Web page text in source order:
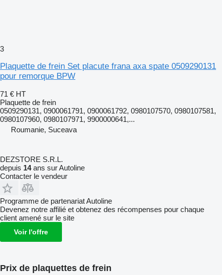
3
Plaquette de frein Set placute frana axa spate 0509290131
pour remorque BPW
71 € HT
Plaquette de frein
0509290131, 0900061791, 0900061792, 0980107570, 0980107581,
0980107960, 0980107971, 9900000641,...
Roumanie, Suceava
DEZSTORE S.R.L.
depuis 14ans sur Autoline
Contacter le vendeur
Programme de partenariat Autoline
Devenez notre affilié et obtenez des récompenses pour chaque
client amené sur le site
Voir l'offre
Prix de plaquettes de frein